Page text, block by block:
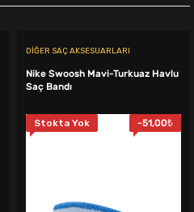
DIĞER SAÇ AKSESUARLARI
Nike Swoosh Mavi-Turkuaz Havlu
Saç Bandı
Stokta Yok -51,00₺